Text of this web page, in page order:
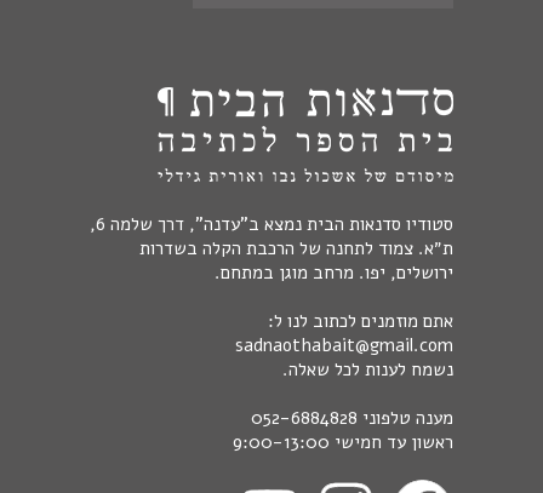
סטודיו סדנאות הבית נמצא ב"עדנה", דרך שלמה 6,
ת״א. צמוד לתחנה של הרכבת הקלה בשדרות
ירושלים, יפו. מרחב מוגן במתחם.
אתם מוזמנים לכתוב לנו ל:
sadnaothabait@gmail.com
נשמח לענות לכל שאלה.
מענה טלפוני 052-6884828
ראשון עד חמישי 9:00-13:00